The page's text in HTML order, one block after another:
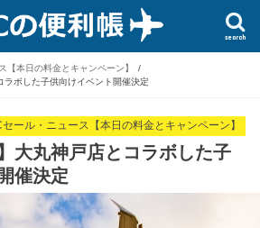
search
【本日の料金とキャンペーン】
ラボした子供向けイベント開催決定
セール・ニュース【本日の料金とキャンペーン】
大丸神戸店とコラボした子
催決定